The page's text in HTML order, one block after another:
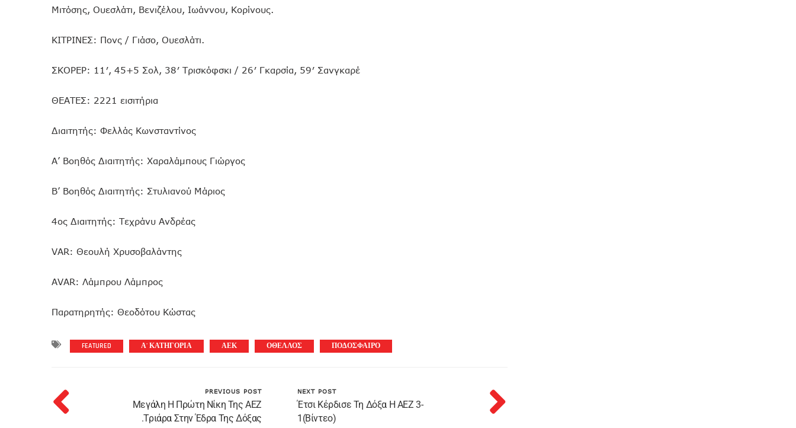
Μιτόσης, Ουεσλάτι, Βενιζέλου, Ιωάννου, Κορίνους.
ΚΙΤΡΙΝΕΣ: Πονς / Γιάσο, Ουεσλάτι.
ΣΚΟΡΕΡ: 11′, 45+5 Σολ, 38′ Τρισκόφσκι / 26′ Γκαρσία, 59′ Σανγκαρέ
ΘΕΑΤΕΣ: 2221 εισιτήρια
Διαιτητής: Φελλάς Κωνσταντίνος
Α’ Βοηθός Διαιτητής: Χαραλάμπους Γιώργος
Β’ Βοηθός Διαιτητής: Στυλιανού Μάριος
4ος Διαιτητής: Τεχράνυ Ανδρέας
VAR: Θεουλή Χρυσοβαλάντης
AVAR: Λάμπρου Λάμπρος
Παρατηρητής: Θεοδότου Κώστας
FEATURED Α' ΚΑΤΗΓΟΡΙΑ ΑΕΚ ΟΘΕΛΛΟΣ ΠΟΔΟΣΦΑΙΡΟ
PREVIOUS POST
Μεγάλη Η Πρώτη Νίκη Της ΑΕΖ
.Τριάρα Στην Έδρα Της Δόξας
NEXT POST
Έτσι Κέρδισε Τη Δόξα Η ΑΕΖ 3-
1(βίντεο)